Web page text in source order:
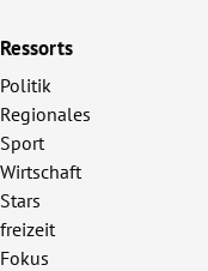
Ressorts
Politik
Regionales
Sport
Wirtschaft
Stars
freizeit
Fokus